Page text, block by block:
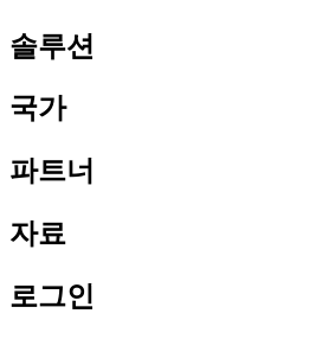
솔루션​​
국가​​
파트너​​
자료​​
로그인​​